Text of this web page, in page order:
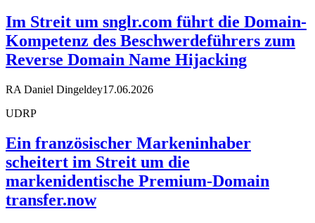
Im Streit um snglr.com führt die Domain-
Kompetenz des Beschwerdeführers zum
Reverse Domain Name Hijacking
RA Daniel Dingeldey17.06.2026
UDRP
Ein französischer Markeninhaber
scheitert im Streit um die
markenidentische Premium-Domain
transfer.now